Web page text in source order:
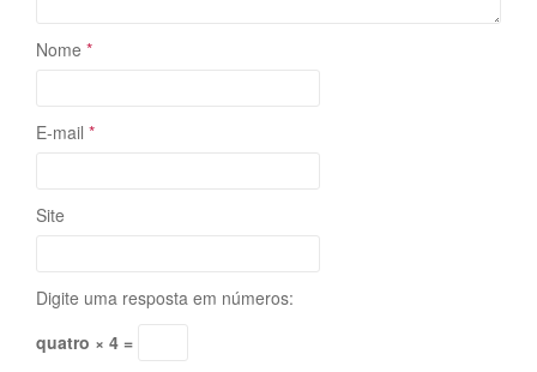
Nome *
E-mail *
Site
Digite uma resposta em números:
quatro × 4 =